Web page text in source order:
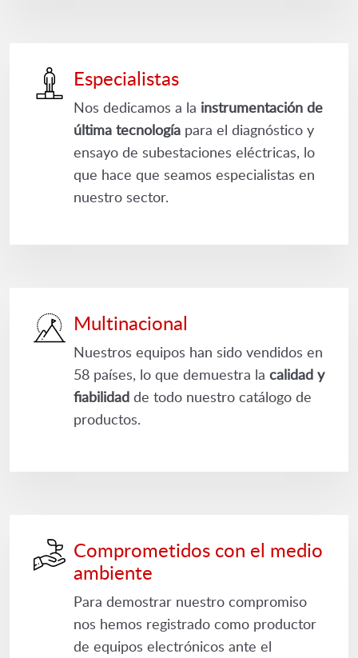
Especialistas
Nos dedicamos a la instrumentación de
última tecnología para el diagnóstico y
ensayo de subestaciones eléctricas, lo
que hace que seamos especialistas en
nuestro sector.
Multinacional
Nuestros equipos han sido vendidos en
58 países, lo que demuestra la calidad y
fiabilidad de todo nuestro catálogo de
productos.
Comprometidos con el medio
ambiente
Para demostrar nuestro compromiso
nos hemos registrado como productor
de equipos electrónicos ante el